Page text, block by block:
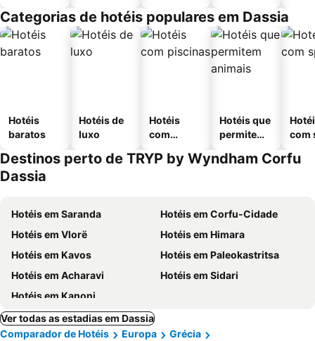
Categorias de hotéis populares em Dassia
Hotéis
baratos
Hotéis de
luxo
Hotéis
com
Hotéis que
permitem
com
Destinos perto de TRYP by Wyndham Corfu
Dassia
Hotéis em Saranda
Hotéis em Corfu-Cidade
Hotéis em Vlorë
Hotéis em Himara
Hotéis em Kavos
Hotéis em Paleokastritsa
Hotéis em Acharavi
Hotéis em Sidari
Hotéis em Kanoni
Ver todas as estadias em Dassia
Comparador de Hotéis
Europa
Grécia